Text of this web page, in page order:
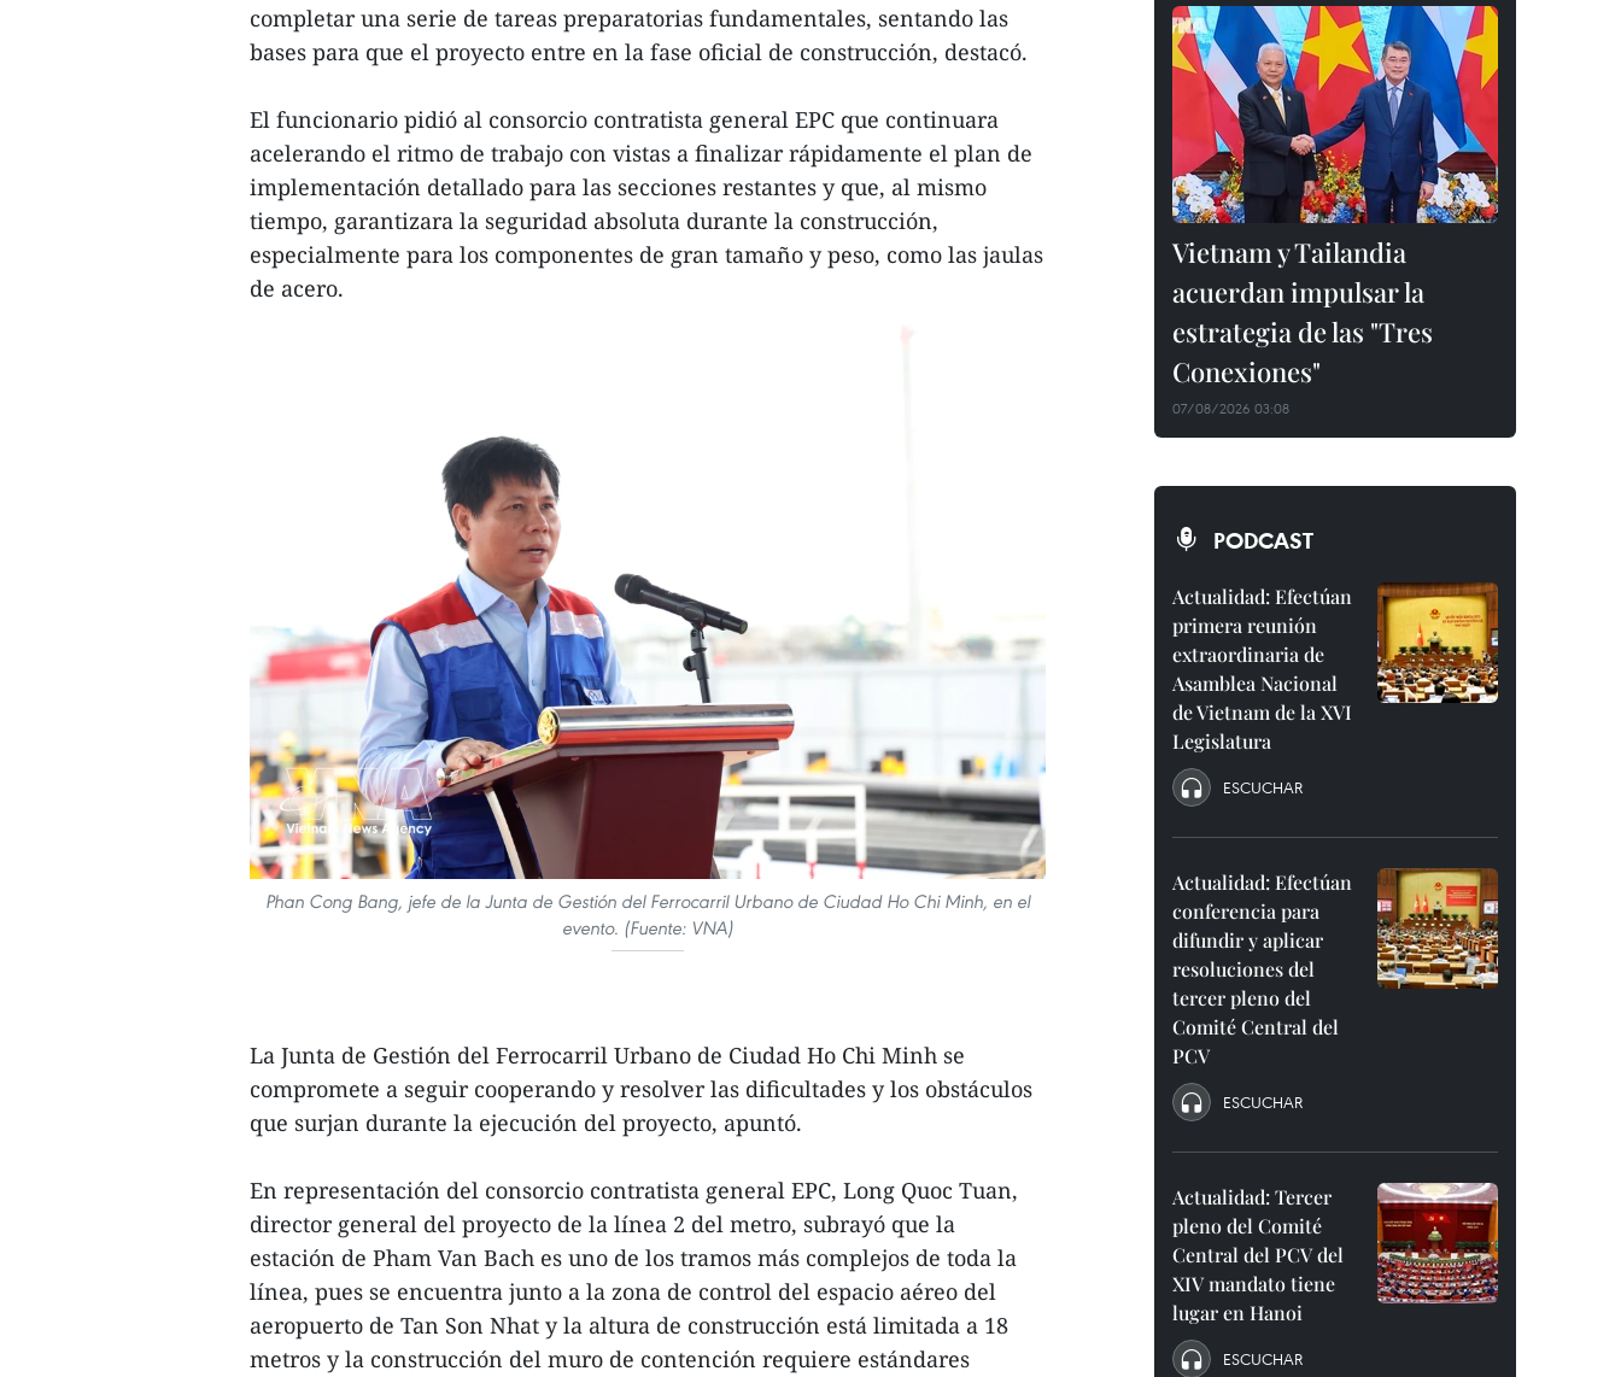
completar una serie de tareas preparatorias fundamentales, sentando las
bases para que el proyecto entre en la fase oficial de construcción, destacó.
El funcionario pidió al consorcio contratista general EPC que continuara
acelerando el ritmo de trabajo con vistas a finalizar rápidamente el plan de
implementación detallado para las secciones restantes y que, al mismo
tiempo, garantizara la seguridad absoluta durante la construcción,
especialmente para los componentes de gran tamaño y peso, como las jaulas
de acero.
Phan Cong Bang, jefe de la Junta de Gestión del Ferrocarril Urbano de Ciudad Ho Chi Minh, en el
evento. (Fuente: VNA)
La Junta de Gestión del Ferrocarril Urbano de Ciudad Ho Chi Minh se
compromete a seguir cooperando y resolver las dificultades y los obstáculos
que surjan durante la ejecución del proyecto, apuntó.
En representación del consorcio contratista general EPC, Long Quoc Tuan,
director general del proyecto de la línea 2 del metro, subrayó que la
estación de Pham Van Bach es uno de los tramos más complejos de toda la
línea, pues se encuentra junto a la zona de control del espacio aéreo del
aeropuerto de Tan Son Nhat y la altura de construcción está limitada a 18
metros y la construcción del muro de contención requiere estándares
Vietnam y Tailandia
acuerdan impulsar la
estrategia de las "Tres
Conexiones"
07/08/2026 03:08
PODCAST
Actualidad: Efectúan
primera reunión
extraordinaria de
Asamblea Nacional
de Vietnam de la XVI
Legislatura
ESCUCHAR
Actualidad: Efectúan
conferencia para
difundir y aplicar
resoluciones del
tercer pleno del
Comité Central del
PCV
ESCUCHAR
Actualidad: Tercer
pleno del Comité
Central del PCV del
XIV mandato tiene
lugar en Hanoi
ESCUCHAR